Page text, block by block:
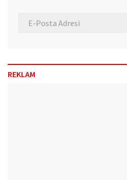
REKLAM